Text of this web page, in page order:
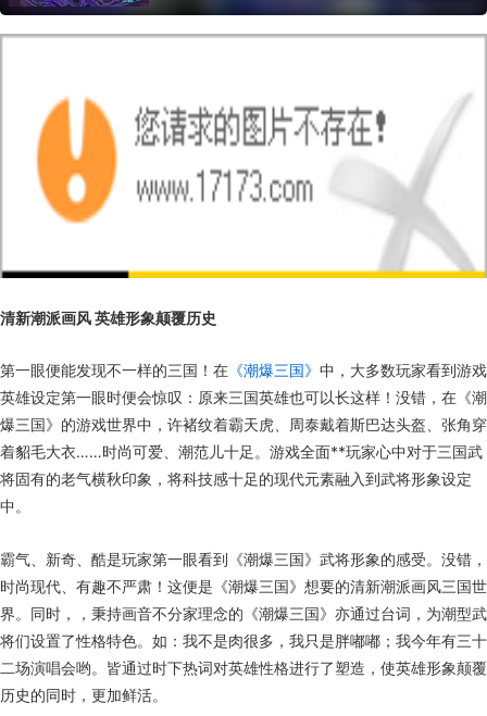
清新潮派画风 英雄形象颠覆历史
第一眼便能发现不一样的三国！在 《潮爆三国》 中，大多数玩家看到游戏
英雄设定第一眼时便会惊叹：原来三国英雄也可以长这样！没错，在《潮
爆三国》的游戏世界中，许褚纹着霸天虎、周泰戴着斯巴达头盔、张角穿
着貂毛大衣……时尚可爱、潮范儿十足。游戏全面**玩家心中对于三国武
将固有的老气横秋印象，将科技感十足的现代元素融入到武将形象设定
中。
霸气、新奇、酷是玩家第一眼看到《潮爆三国》武将形象的感受。没错，
时尚现代、有趣不严肃！这便是《潮爆三国》想要的清新潮派画风三国世
界。同时，，秉持画音不分家理念的《潮爆三国》亦通过台词，为潮型武
将们设置了性格特色。如：我不是肉很多，我只是胖嘟嘟；我今年有三十
二场演唱会哟。皆通过时下热词对英雄性格进行了塑造，使英雄形象颠覆
历史的同时，更加鲜活。